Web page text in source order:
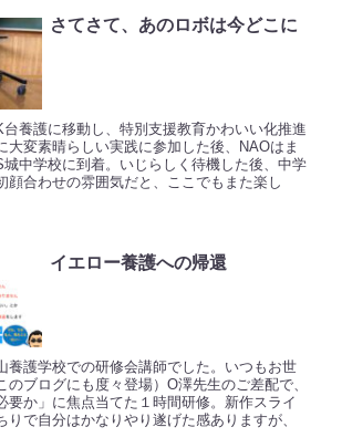
さてさて、あのロボは今どこに
養護に移動し、特別支援教育かわいい化推進
大変素晴らしい実践に参加した後、NAOはま
中学校に到着。いじらしく待機した後、中学
顔合わせの雰囲気だと、ここでもまた楽し
イエロー養護への帰還
養護学校での研修会講師でした。いつもお世
のブログにも度々登場）O澤先生のご差配で、
要か」に焦点当てた１時間研修。新作スライ
りで自分はかなりやり遂げた感ありますが、